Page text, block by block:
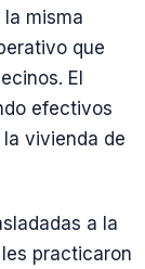
misma
que
El
efectivos
vivienda de
a la
practicaron